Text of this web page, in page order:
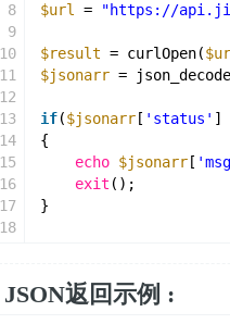
8
9
10
11
12
13
14
15
16
17
18
21
$url
= "https://
$result = curlOpen(
$jsonarr =
if($jsonarr [ 'status' ]
{
echo $jsonarr [
exit ();
}
JSON返回示例 :